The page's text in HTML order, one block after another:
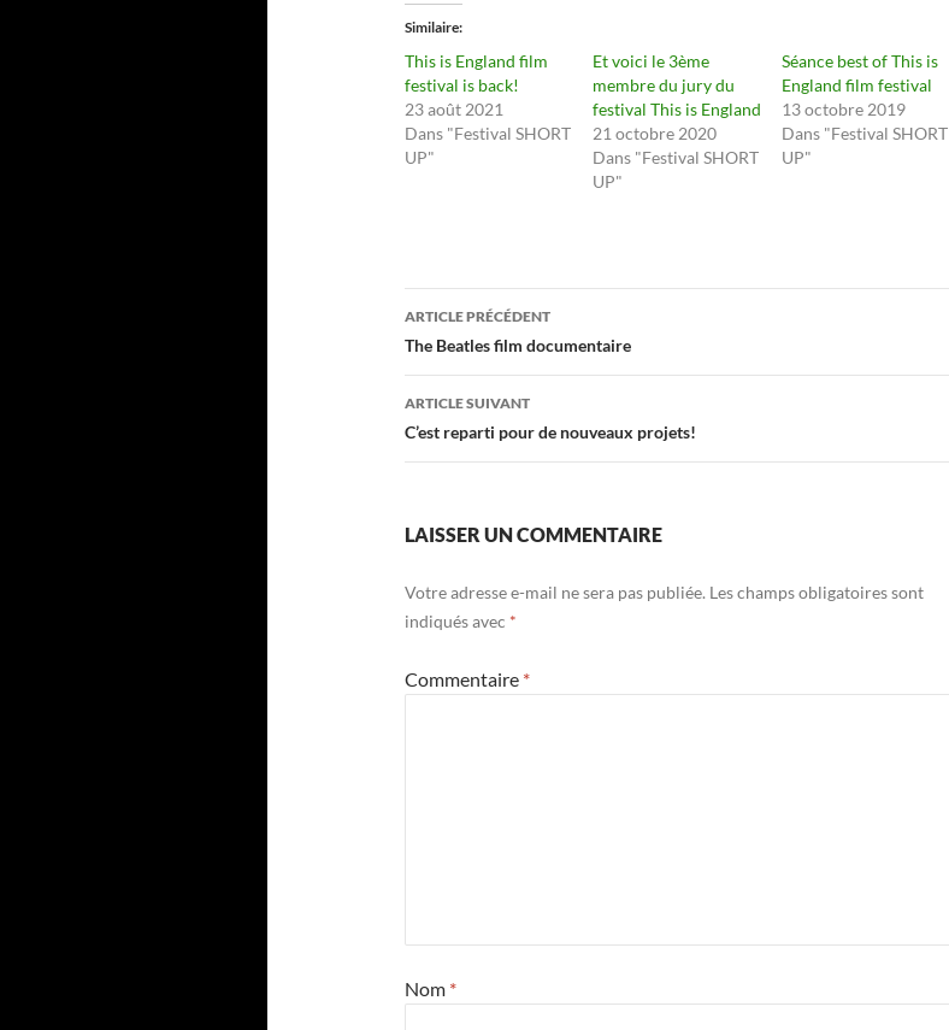
Similaire
This is England film
festival is back!
23 août 2021
Dans "Festival SHORT
UP"
Et voici le 3ème
membre du jury du
festival This is England
21 octobre 2020
Dans "Festival SHORT
UP"
Séance best of This is
England film festival
13 octobre 2019
Dans "Festival SHORT
UP"
Navigation
des
articles
ARTICLE PRÉCÉDENT
The Beatles film documentaire
ARTICLE SUIVANT
C’est reparti pour de nouveaux projets!
LAISSER UN COMMENTAIRE
Votre adresse e-mail ne sera pas publiée. Les champs obligatoires sont
indiqués avec *
Commentaire *
Nom *